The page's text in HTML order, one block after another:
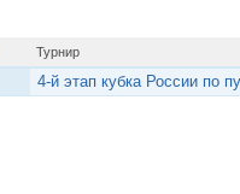
Турнир
4-й этап кубка России по